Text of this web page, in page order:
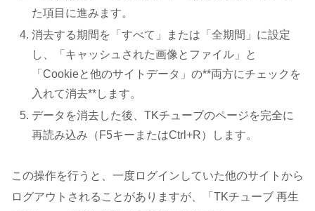
た項目に進みます。
消去する期間を「すべて」または「全期間」に設定
し、「キャッシュされた画像とファイル」と
「Cookieと他のサイトデータ」の**両方にチェックを
入れて消去**します。
データを消去した後、TKチューブのページを完全に
再読み込み（F5キーまたはCtrl+R）します。
この操作を行うと、一度ログインしていた他のサイトから
ログアウトされることがありますが、「TKチューブ 再生